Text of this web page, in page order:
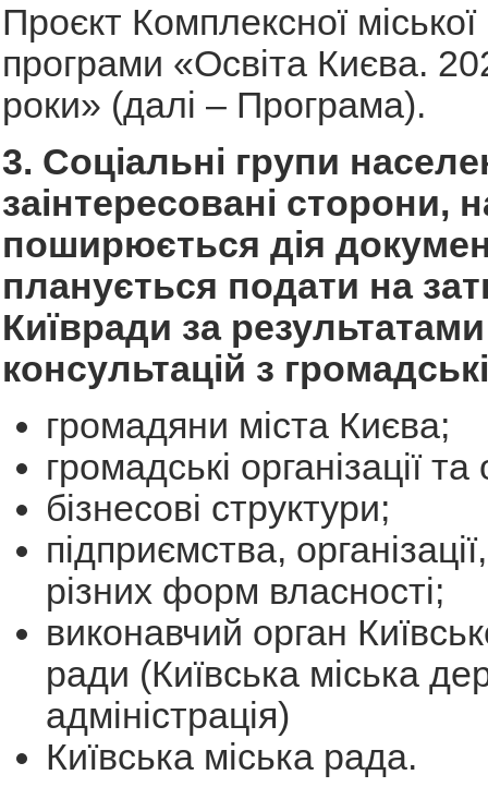
Проєкт Комплексної міської
програми «Освіта Києва.
роки» (далі – Програма).
3. Соціальні групи
заінтересовані сторони,
поширюється дія
планується подати на
Київради за результатами
консультацій з
громадяни міста Києва;
громадські організації
бізнесові структури;
підприємства,
різних форм власності;
виконавчий орган
ради (Київська міська
адміністрація)
Київська міська рада.